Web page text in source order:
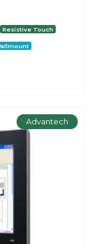
Resistive Touch
Advantech